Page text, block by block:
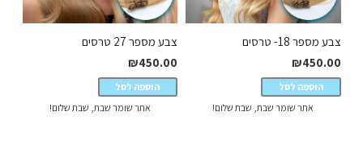
צבע מספר 18- טרסים
₪450.00
הוספה לסל
אתר שומר שבת, שבת שלום!
צבע מספר 27 טרסים
₪450.00
הוספה לסל
אתר שומר שבת, שבת שלום!